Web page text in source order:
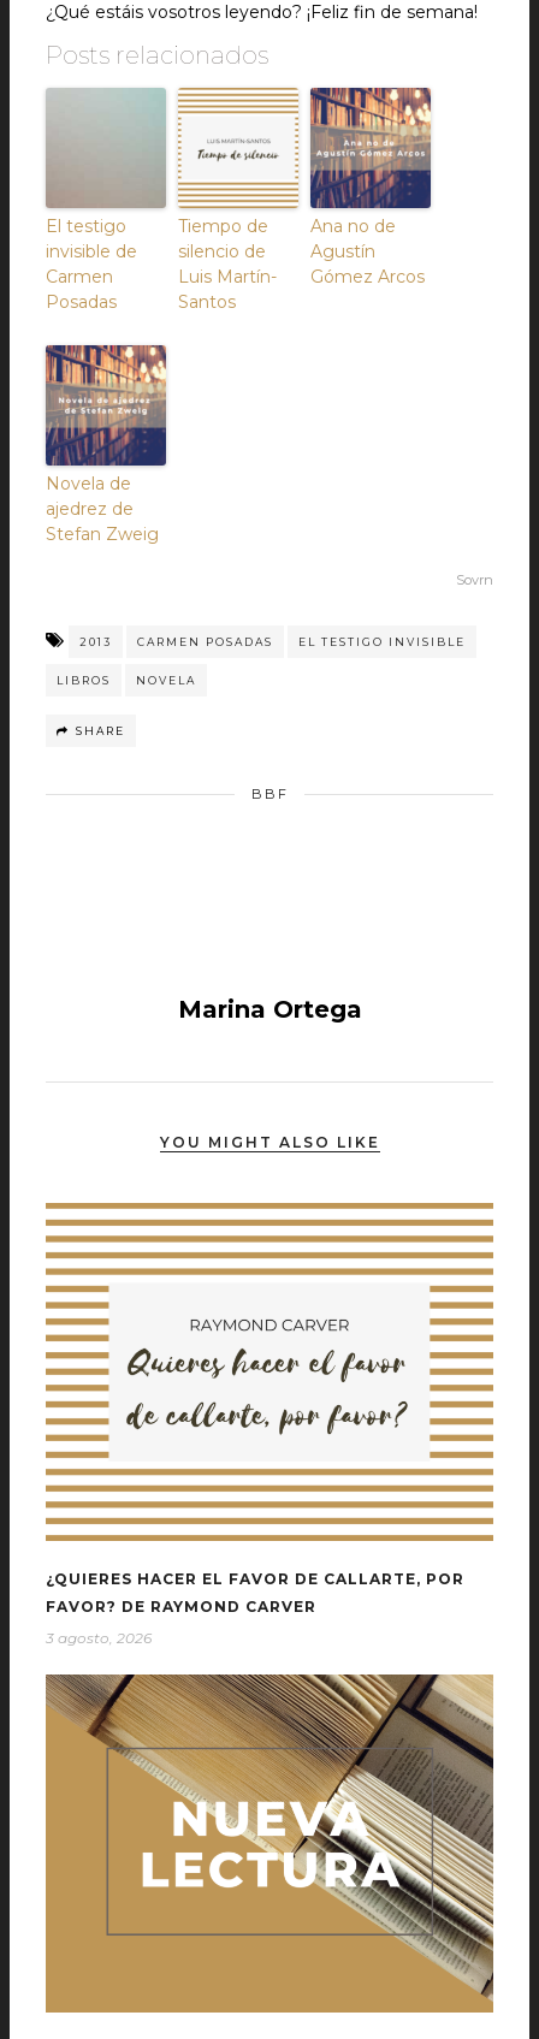
¿Qué estáis vosotros leyendo? ¡Feliz fin de semana!
Posts relacionados
El testigo
invisible de
Carmen
Posadas
Tiempo de
silencio de
Luis Martín-
Santos
Ana no de
Agustín
Gómez Arcos
Novela de
ajedrez de
Stefan Zweig
Sovrn
2013 CARMEN POSADAS EL TESTIGO INVISIBLE
LIBROS NOVELA
SHARE
BBF
Marina Ortega
YOU MIGHT ALSO LIKE
¿QUIERES HACER EL FAVOR DE CALLARTE, POR
FAVOR? DE RAYMOND CARVER
3 agosto, 2026